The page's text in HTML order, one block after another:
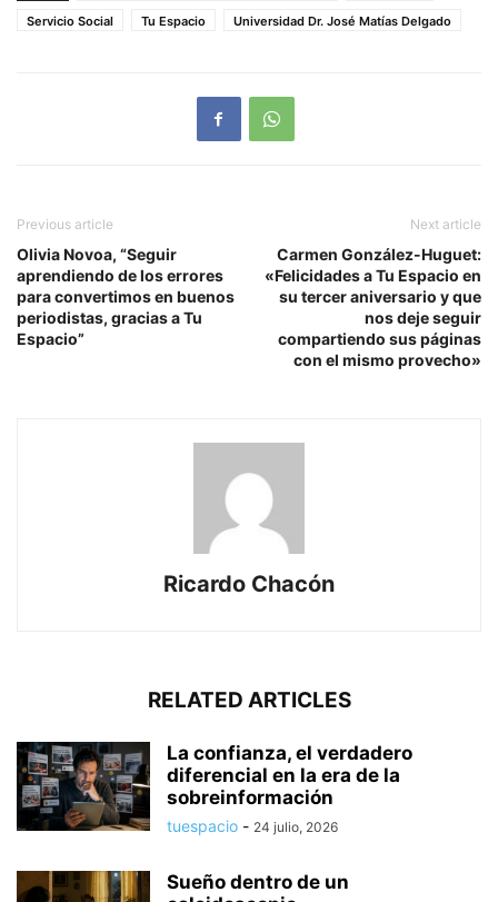
Servicio Social
Tu Espacio Universidad Dr. José Matías Delgado
Previous article
Olivia Novoa, “Seguir
aprendiendo de los errores
para convertimos en buenos
periodistas, gracias a Tu
Espacio”
Next article
Carmen González-Huguet:
«Felicidades a Tu Espacio en
su tercer aniversario y que
nos deje seguir
compartiendo sus páginas
con el mismo provecho»
Ricardo Chacón
RELATED ARTICLES
La confianza, el verdadero
diferencial en la era de la
sobreinformación
tuespacio - 24 julio, 2026
Sueño dentro de un